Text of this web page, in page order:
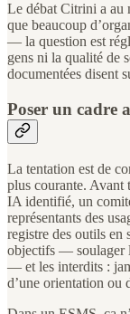
Le débat Citrini a au
que beaucoup
— la question est
gens ni la qualité de
documentées disent
Poser un cadre
La tentation est de
plus courante.
IA identifié, un
représentants des
registre des outils en
objectifs — soulager
— et les interdits :
d’une orientation ou